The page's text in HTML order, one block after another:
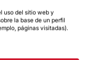
14/09/20
uso del sitio web y
la base de un perfil
páginas visitadas).